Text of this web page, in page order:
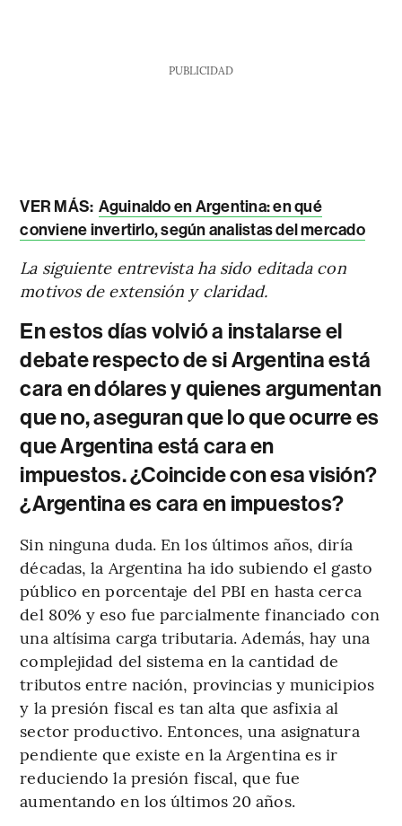
PUBLICIDAD
VER MÁS: Aguinaldo en Argentina: en qué
conviene invertirlo, según analistas del mercado
La siguiente entrevista ha sido editada con
motivos de extensión y claridad.
En estos días volvió a instalarse el
debate respecto de si Argentina está
cara en dólares y quienes argumentan
que no, aseguran que lo que ocurre es
que Argentina está cara en
impuestos. ¿Coincide con esa visión?
¿Argentina es cara en impuestos?
Sin ninguna duda. En los últimos años, diría
décadas, la Argentina ha ido subiendo el gasto
público en porcentaje del PBI en hasta cerca
del 80% y eso fue parcialmente financiado con
una altísima carga tributaria. Además, hay una
complejidad del sistema en la cantidad de
tributos entre nación, provincias y municipios
y la presión fiscal es tan alta que asfixia al
sector productivo. Entonces, una asignatura
pendiente que existe en la Argentina es ir
reduciendo la presión fiscal, que fue
aumentando en los últimos 20 años.